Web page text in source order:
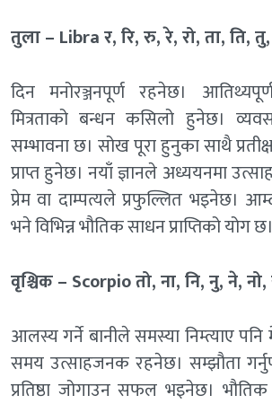
तुला – Libra र, रि, रु, रे, रो, ता, ति,
दिन मनोरञ्जनपूर्ण रहनेछ।
मित्रताको बन्धन कसिलो हुनेछ।
सम्भावना छ। सोख पूरा हुनुका साथै
प्राप्त हुनेछ। नयाँ ज्ञानले अध्ययनमा
प्रेम वा दाम्पत्यले प्रफुल्लित भइनेछ।
भने विभिन्न भौतिक साधन प्राप्तिको योग छ।
वृश्चिक – Scorpio तो, ना, नि, नु, ने,
आलस्य गर्ने बानीले समस्या निम्त्याए
समय उत्साहजनक रहनेछ। सम्झौता
प्रतिष्ठा जोगाउन सफल भइनेछ।